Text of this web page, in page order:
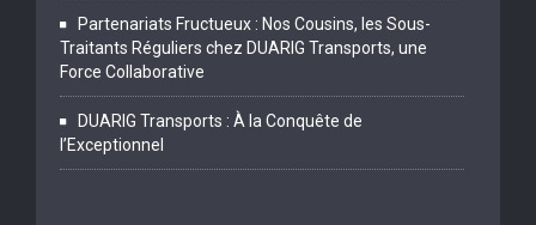
Partenariats Fructueux : Nos Cousins, les Sous-
Traitants Réguliers chez DUARIG Transports, une
Force Collaborative
DUARIG Transports : À la Conquête de
l’Exceptionnel